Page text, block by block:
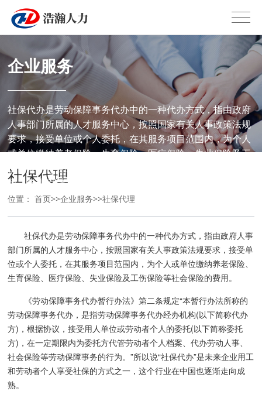
企业服务
社保代办是劳动保障事务代办中的一种代办方式，指由政府
人事部门所属的人才服务中心，按照国家有关人事政策法规
要求，接受单位或个人委托，在其服务项目范围内，为个人
或单位缴纳养老保险、生育保险、医疗保险、失业保险及工
伤保险等社会保险的费用。《劳动保障事务代办暂行办法》
第二条规定“本暂行办法所称的劳动保障事务
社保代理
位置：首页>>企业服务>>社保代理
社保代办是劳动保障事务代办中的一种代办方式，指由政府人事
部门所属的人才服务中心，按照国家有关人事政策法规要求，接受单
位或个人委托，在其服务项目范围内，为个人或单位缴纳养老保险、
生育保险、医疗保险、失业保险及工伤保险等社会保险的费用。
《劳动保障事务代办暂行办法》第二条规定“本暂行办法所称的
劳动保障事务代办，是指劳动保障事务代办经办机构(以下简称代办
方)，根据协议，接受用人单位或劳动者个人的委托(以下简称委托
方)，在一定期限内为委托方代管劳动者个人档案、代办劳动人事、
社会保险等劳动保障事务的行为。”所以说“社保代办”是未来企业用工
和劳动者个人享受社保的方式之一，这个行业在中国也逐渐走向成
熟。